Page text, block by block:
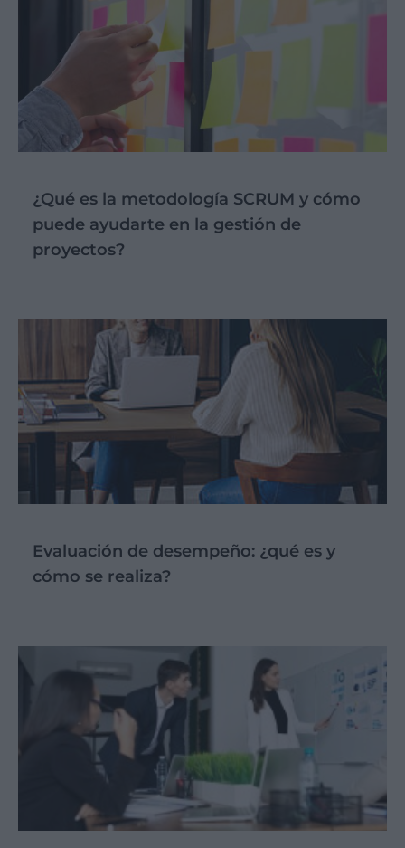
¿Qué es la metodología SCRUM y cómo
puede ayudarte en la gestión de
proyectos?
Evaluación de desempeño: ¿qué es y
cómo se realiza?